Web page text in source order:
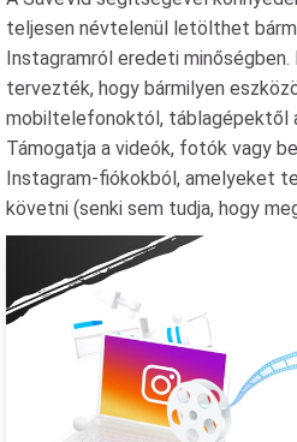
teljesen névtelenül letölthet
Instagramról eredeti
tervezték, hogy bármilyen
mobiltelefonoktól, táblagépektől
Támogatja a videók, fotók vagy
Instagram-fiókokból, amelyeket
követni (senki sem tudja, hogy